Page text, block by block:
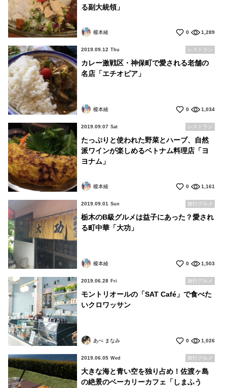
る副大統領」
榎本綾 0 1,289
2019.09.12 Thu レストラン
カレー激戦区・神保町で愛される老舗の
名店「エチオピア」
榎本綾 0 1,034
2019.09.07 Sat レストラン
たっぷりと使われた野菜とハーブ、自然
派ワインが楽しめるベトナム料理店「ヨ
ヨナム」
榎本綾 0 1,161
2019.09.01 Sun 旅行グルメ
栃木のB級グルメは益子にあった？愛され
る町中華「大功」
榎本綾 0 1,503
2019.06.28 Fri 旅行グルメ
モントリオールの「SAT Café」で食べた
いクロワッサン
あべ まなみ 0 1,026
2019.06.05 Wed 旅行グルメ
大きな海と青い空を独り占め！佐渡ヶ島
の絶景のベーカリーカフェ「しまふう